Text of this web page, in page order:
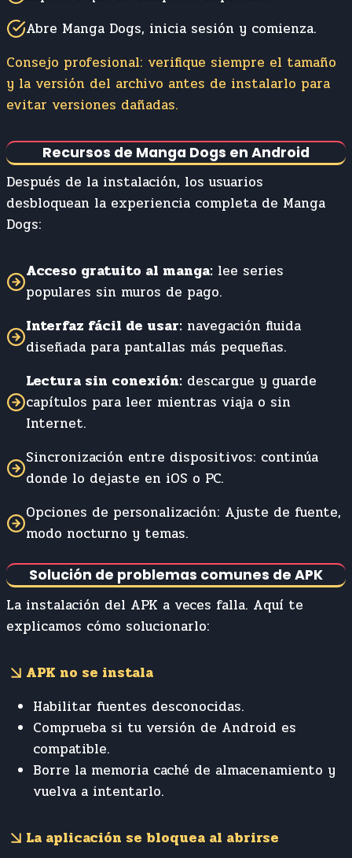
Abre Manga Dogs, inicia sesión y comienza.
Consejo profesional: verifique siempre el tamaño
y la versión del archivo antes de instalarlo para
evitar versiones dañadas.
Recursos de Manga Dogs en Android
Después de la instalación, los usuarios
desbloquean la experiencia completa de Manga
Dogs:
Acceso gratuito al manga: lee series
populares sin muros de pago.
Interfaz fácil de usar: navegación fluida
diseñada para pantallas más pequeñas.
Lectura sin conexión: descargue y guarde
capítulos para leer mientras viaja o sin
Internet.
Sincronización entre dispositivos: continúa
donde lo dejaste en iOS o PC.
Opciones de personalización: Ajuste de fuente,
modo nocturno y temas.
Solución de problemas comunes de APK
La instalación del APK a veces falla. Aquí te
explicamos cómo solucionarlo:
APK no se instala
Habilitar fuentes desconocidas.
Comprueba si tu versión de Android es
compatible.
Borre la memoria caché de almacenamiento y
vuelva a intentarlo.
La aplicación se bloquea al abrirse